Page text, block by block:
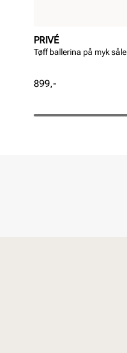
PRIVÉ
Tøff ballerina på myk såle
Pris
899,-